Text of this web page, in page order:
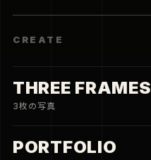
CREATE
THREE FRAMES
3枚の写真
PORTFOLIO